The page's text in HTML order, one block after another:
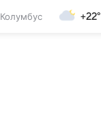
Колумбус +22°